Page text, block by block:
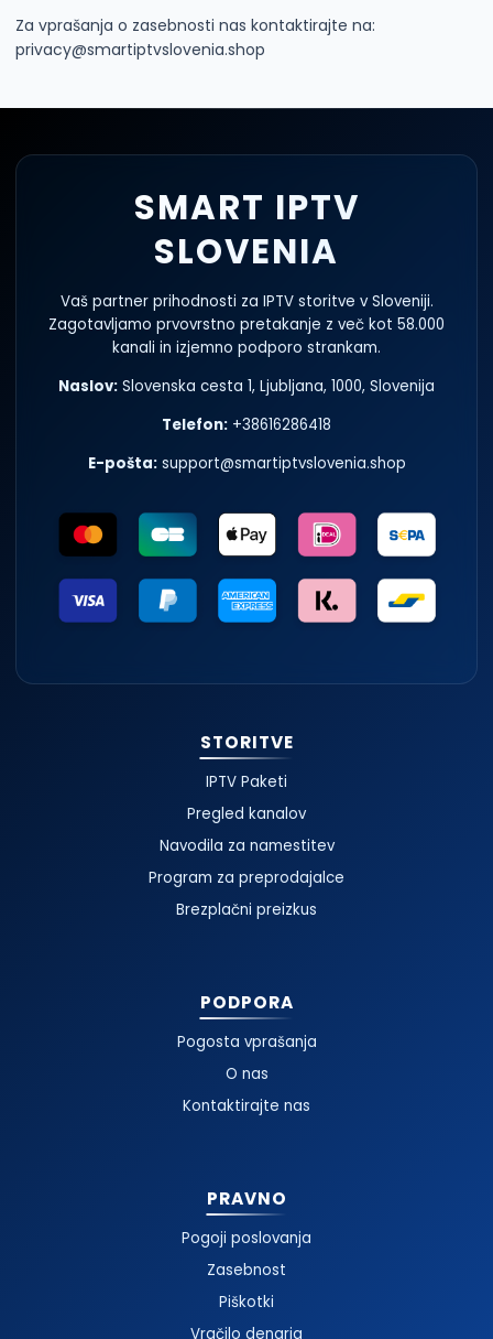
Za vprašanja o zasebnosti nas kontaktirajte na:
privacy@smartiptvslovenia.shop
SMART IPTV
SLOVENIA
Vaš partner prihodnosti za IPTV storitve v Sloveniji.
Zagotavljamo prvovrstno pretakanje z več kot 58.000
kanali in izjemno podporo strankam.
Naslov: Slovenska cesta 1, Ljubljana, 1000, Slovenija
Telefon: +38616286418
E-pošta: support@smartiptvslovenia.shop
STORITVE
IPTV Paketi
Pregled kanalov
Navodila za namestitev
Program za preprodajalce
Brezplačni preizkus
PODPORA
Pogosta vprašanja
O nas
Kontaktirajte nas
PRAVNO
Pogoji poslovanja
Zasebnost
Piškotki
Vračilo denarja